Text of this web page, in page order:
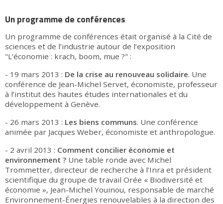
Un programme de conférences
Un programme de conférences était organisé à la Cité de
sciences et de l’industrie autour de l’exposition
"L’économie : krach, boom, mue ?" :
- 19 mars 2013 : De la crise au renouveau solidaire. Une
conférence de Jean-Michel Servet, économiste, professeur
à l’institut des hautes études internationales et du
développement à Genève.
- 26 mars 2013 : Les biens communs. Une conférence
animée par Jacques Weber, économiste et anthropologue.
- 2 avril 2013 : Comment concilier économie et
environnement ? Une table ronde avec Michel
Trommetter, directeur de recherche à l’Inra et président
scientifique du groupe de travail Orée « Biodiversité et
économie », Jean-Michel Youinou, responsable de marché
Environnement-Énergies renouvelables à la direction des